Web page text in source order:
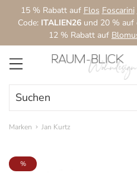
Zum Hauptinhalt springen
15 % Rabatt auf Flos Foscarini
Code: ITALIEN26und 20 % auf
12 % Rabatt auf
Marken Jan Kurtz
Bildergalerie überspringen
%